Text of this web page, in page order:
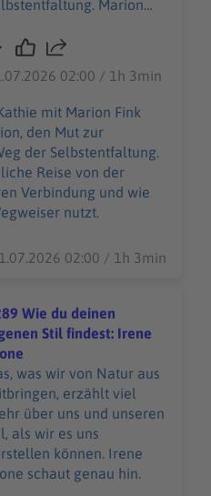
Marion
der Malerei zur tiefen
sie ihre Krankheit als
nutzt.
02:00 / 1h 3min
mit Marion Fink
den Mut zur
der Selbstentfaltung.
Reise von der
Verbindung und wie
nutzt.
02:00 / 1h 3min
deinen eigenen Stil findest:
Wie du deinen
Stil findest: Irene
was wir von Natur aus
erzählt viel
über uns und unseren
als wir es uns
können. Irene
schaut genau hin.